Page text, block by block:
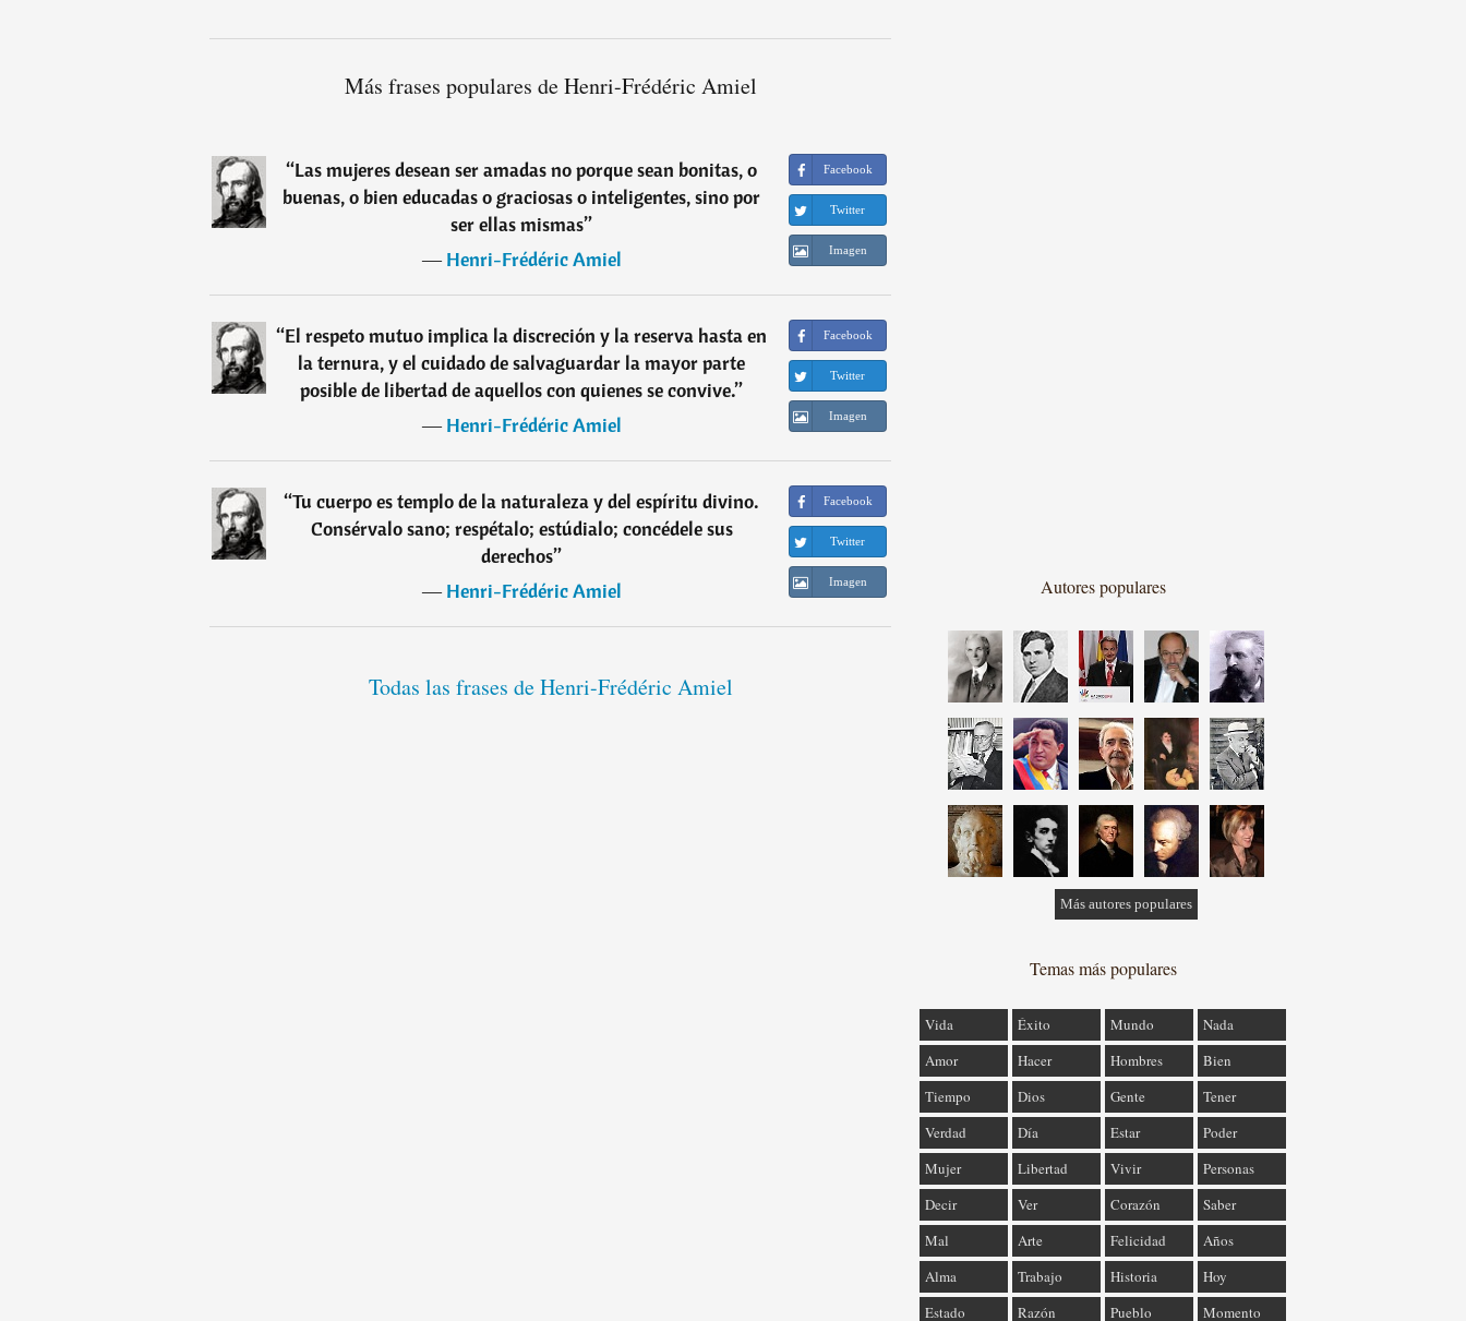
Más frases populares de Henri-Frédéric Amiel
“Las mujeres desean ser amadas no porque sean bonitas, o
buenas, o bien educadas o graciosas o inteligentes, sino por
ser ellas mismas”
―Henri-Frédéric Amiel
Facebook
Twitter
Imagen
“El respeto mutuo implica la discreción y la reserva hasta en
la ternura, y el cuidado de salvaguardar la mayor parte
posible de libertad de aquellos con quienes se convive.”
―Henri-Frédéric Amiel
Facebook
Twitter
Imagen
“Tu cuerpo es templo de la naturaleza y del espíritu divino.
Consérvalo sano; respétalo; estúdialo; concédele sus
derechos”
―Henri-Frédéric Amiel
Facebook
Twitter
Imagen
Todas las frases de Henri-Frédéric Amiel
Autores populares
Más autores populares
Temas más populares
Vida Éxito Mundo
Nada
Amor
Hacer Hombres
Bien
Tiempo
Dios Gente
Tener
Verdad
Día Estar
Poder
Mujer
Libertad Vivir
Personas
Decir
Ver Corazón
Saber
Mal
Arte Felicidad
Años
Alma
Trabajo Historia
Hoy
Estado
Razón Pueblo Momento